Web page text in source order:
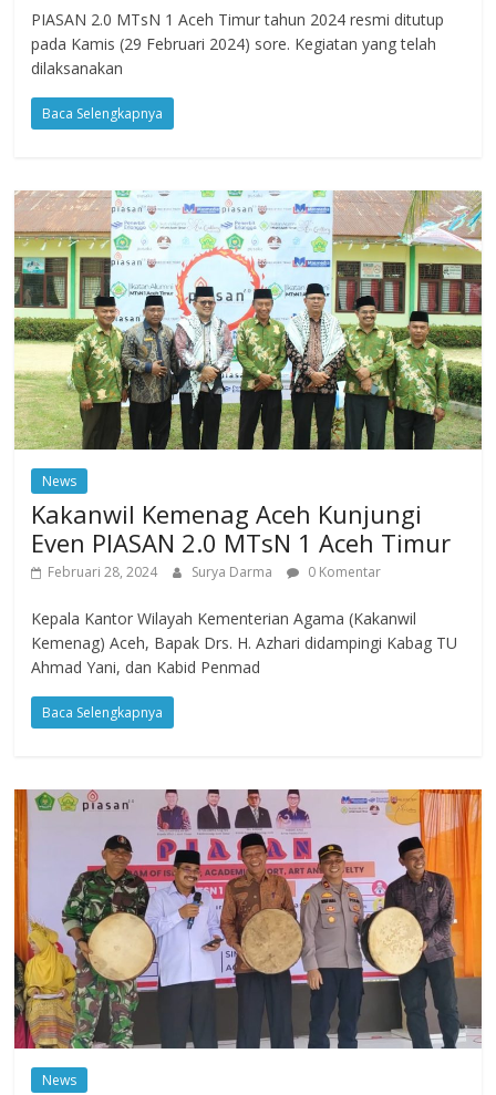
PIASAN 2.0 MTsN 1 Aceh Timur tahun 2024 resmi ditutup
pada Kamis (29 Februari 2024) sore. Kegiatan yang telah
dilaksanakan
Baca Selengkapnya
News
Kakanwil Kemenag Aceh Kunjungi
Even PIASAN 2.0 MTsN 1 Aceh Timur
Februari 28, 2024 Surya Darma 0 Komentar
Kepala Kantor Wilayah Kementerian Agama (Kakanwil
Kemenag) Aceh, Bapak Drs. H. Azhari didampingi Kabag TU
Ahmad Yani, dan Kabid Penmad
Baca Selengkapnya
News